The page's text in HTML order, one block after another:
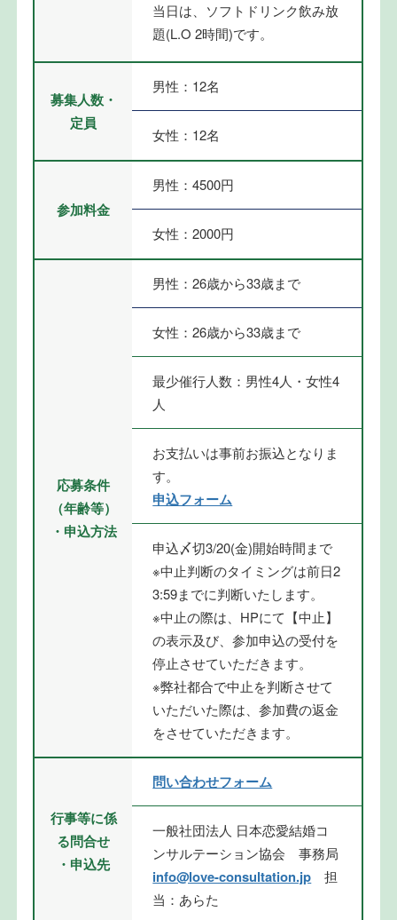
当日は、ソフトドリンク飲み放
題(L.O 2時間)です。
募集人数・
定員
男性：12名
女性：12名
参加料金
男性：4500円
女性：2000円
応募条件
（年齢等）
・申込方法
男性：26歳から33歳まで
女性：26歳から33歳まで
最少催行人数：男性4人・女性4
人
お支払いは事前お振込となりま
す。
申込フォーム
申込〆切3/20(金)開始時間まで
※中止判断のタイミングは前日2
3:59までに判断いたします。
※中止の際は、HPにて【中止】
の表示及び、参加申込の受付を
停止させていただきます。
※弊社都合で中止を判断させて
いただいた際は、参加費の返金
をさせていただきます。
行事等に係
る問合せ
・申込先
問い合わせフォーム
一般社団法人 日本恋愛結婚コ
ンサルテーション協会 事務局
info@love-consultation.jp 担
当：あらた